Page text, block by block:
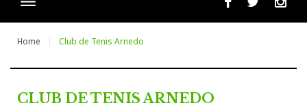
FacebookTwitter
Home Club de Tenis Arnedo
Club
CLUB DE TENIS ARNEDO